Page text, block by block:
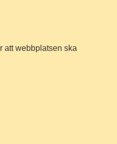
att webbplatsen ska